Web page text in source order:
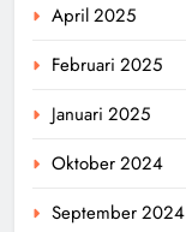
April 2025
Februari 2025
Januari 2025
Oktober 2024
September 2024